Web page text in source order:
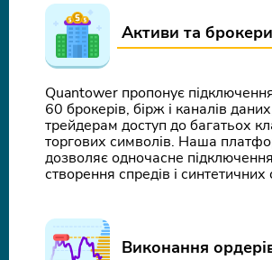
Активи та брокери
Quantower пропонує
60 брокерів, бірж і каналів
трейдерам доступ до багатьох
торгових символів. Наша
дозволяє одночасне
створення спредів і синтетичних
Виконання